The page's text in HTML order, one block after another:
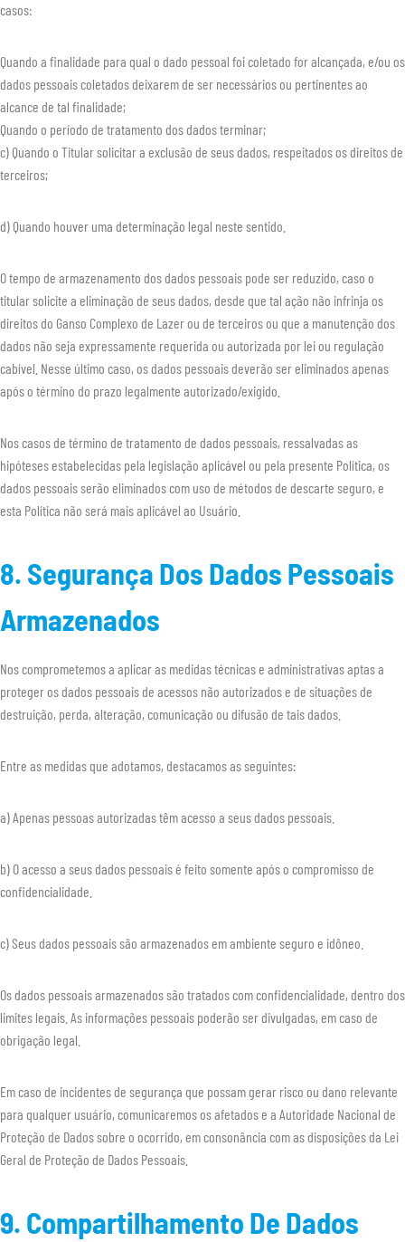
casos:
Quando a finalidade para qual o dado pessoal foi coletado for alcançada, e/ou os
dados pessoais coletados deixarem de ser necessários ou pertinentes ao
alcance de tal finalidade;
Quando o período de tratamento dos dados terminar;
c) Quando o Titular solicitar a exclusão de seus dados, respeitados os direitos de
terceiros;
d) Quando houver uma determinação legal neste sentido.
O tempo de armazenamento dos dados pessoais pode ser reduzido, caso o
titular solicite a eliminação de seus dados, desde que tal ação não infrinja os
direitos do Ganso Complexo de Lazer ou de terceiros ou que a manutenção dos
dados não seja expressamente requerida ou autorizada por lei ou regulação
cabível. Nesse último caso, os dados pessoais deverão ser eliminados apenas
após o término do prazo legalmente autorizado/exigido.
Nos casos de término de tratamento de dados pessoais, ressalvadas as
hipóteses estabelecidas pela legislação aplicável ou pela presente Política, os
dados pessoais serão eliminados com uso de métodos de descarte seguro, e
esta Política não será mais aplicável ao Usuário.
8. Segurança Dos Dados Pessoais
Armazenados
Nos comprometemos a aplicar as medidas técnicas e administrativas aptas a
proteger os dados pessoais de acessos não autorizados e de situações de
destruição, perda, alteração, comunicação ou difusão de tais dados.
Entre as medidas que adotamos, destacamos as seguintes:
a) Apenas pessoas autorizadas têm acesso a seus dados pessoais.
b) O acesso a seus dados pessoais é feito somente após o compromisso de
confidencialidade.
c) Seus dados pessoais são armazenados em ambiente seguro e idôneo.
Os dados pessoais armazenados são tratados com confidencialidade, dentro dos
limites legais. As informações pessoais poderão ser divulgadas, em caso de
obrigação legal.
Em caso de incidentes de segurança que possam gerar risco ou dano relevante
para qualquer usuário, comunicaremos os afetados e a Autoridade Nacional de
Proteção de Dados sobre o ocorrido, em consonância com as disposições da Lei
Geral de Proteção de Dados Pessoais.
9. Compartilhamento De Dados